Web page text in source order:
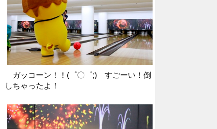
ガッコーン！！(゜〇゜;) すごーい！倒
しちゃったよ！